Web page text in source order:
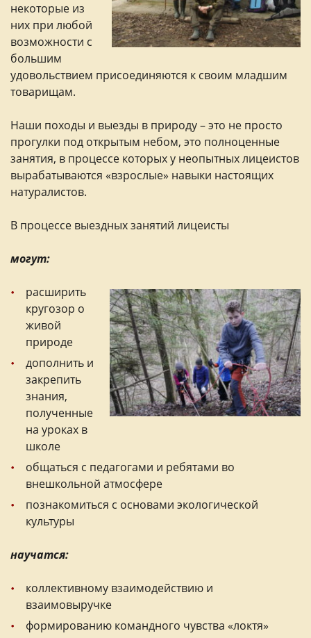
некоторые из
них при любой
возможности с
большим
удовольствием присоединяются к своим младшим
товарищам.
Наши походы и выезды в природу – это не просто
прогулки под открытым небом, это полноценные
занятия, в процессе которых у неопытных лицеистов
вырабатываются «взрослые» навыки настоящих
натуралистов.
В процессе выездных занятий лицеисты
могут:
расширить
кругозор о
живой
природе
дополнить и
закрепить
знания,
полученные
на уроках в
школе
общаться с педагогами и ребятами во
внешкольной атмосфере
познакомиться с основами экологической
культуры
научатся:
коллективному взаимодействию и
взаимовыручке
формированию командного чувства «локтя»